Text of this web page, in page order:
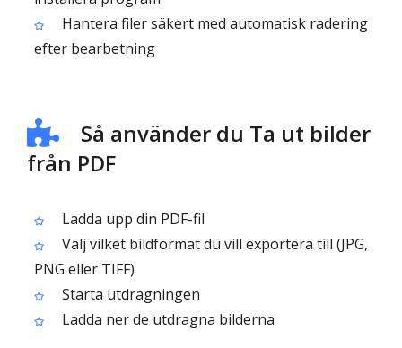
Hantera filer säkert med automatisk radering
efter bearbetning
Så använder du Ta ut bilder
från PDF
Ladda upp din PDF-fil
Välj vilket bildformat du vill exportera till (JPG,
PNG eller TIFF)
Starta utdragningen
Ladda ner de utdragna bilderna